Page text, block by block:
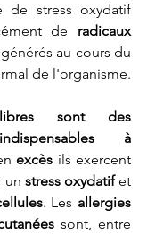
de stress oxydatif
de radicaux
au cours du
sont des
à
excès ils exercent
un stress oxydatif
. Les
sont, entre